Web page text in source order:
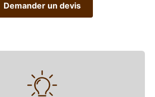
Demander un devis